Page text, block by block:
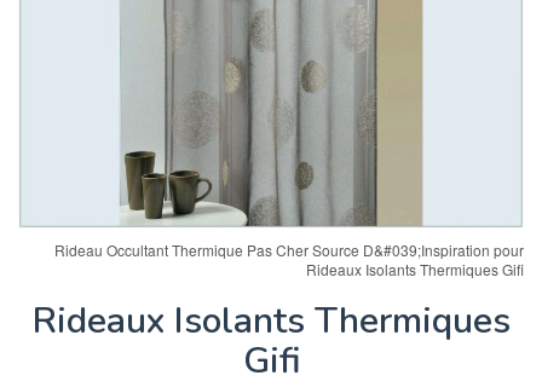
Rideau Occultant Thermique Pas Cher Source D&#039;Inspiration pour
Rideaux Isolants Thermiques Gifi
Rideaux Isolants Thermiques
Gifi